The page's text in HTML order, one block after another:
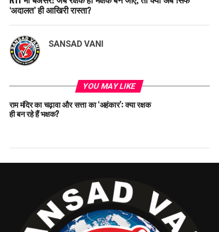
‘अदालत’ ही आखिरी रास्ता?
SANSAD VANI
YOU MAY LIKE
राम मंदिर का चढ़ावा और सत्ता का ‘अहंकार’: क्या रक्षक
ही बन रहे हैं भक्षक?